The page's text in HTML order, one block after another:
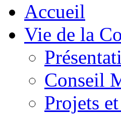
Accueil
Vie de la
Conseil
Projets